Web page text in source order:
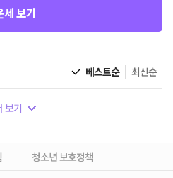
세 보기
베스트순 최신순
보기
청소년 보호정책